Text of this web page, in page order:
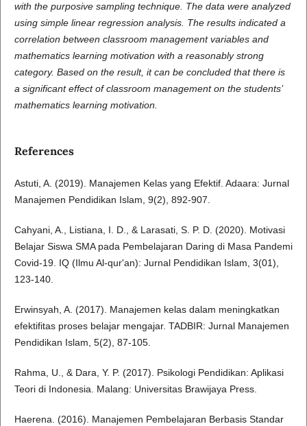
with the purposive sampling technique. The data were analyzed
using simple linear regression analysis. The results indicated a
correlation between classroom management variables and
mathematics learning motivation with a reasonably strong
category. Based on the result, it can be concluded that there is
a significant effect of classroom management on the students’
mathematics learning motivation.
References
Astuti, A. (2019). Manajemen Kelas yang Efektif. Adaara: Jurnal
Manajemen Pendidikan Islam, 9(2), 892-907.
Cahyani, A., Listiana, I. D., & Larasati, S. P. D. (2020). Motivasi
Belajar Siswa SMA pada Pembelajaran Daring di Masa Pandemi
Covid-19. IQ (Ilmu Al-qur'an): Jurnal Pendidikan Islam, 3(01),
123-140.
Erwinsyah, A. (2017). Manajemen kelas dalam meningkatkan
efektifitas proses belajar mengajar. TADBIR: Jurnal Manajemen
Pendidikan Islam, 5(2), 87-105.
Rahma, U., & Dara, Y. P. (2017). Psikologi Pendidikan: Aplikasi
Teori di Indonesia. Malang: Universitas Brawijaya Press.
Haerena. (2016). Manajemen Pembelajaran Berbasis Standar